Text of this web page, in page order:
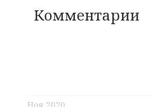
Комментарии
Ноя 2020